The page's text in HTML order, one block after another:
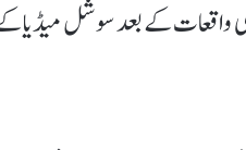
واقعات کے بعد سوشل میڈیا